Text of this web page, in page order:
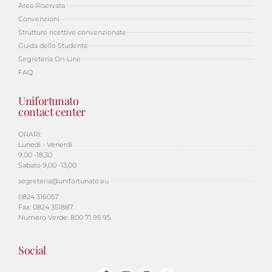
Area Riservata
Convenzioni
Strutture ricettive convenzionate
Guida dello Studente
Segreteria On-Line
FAQ
Unifortunato
contact center
ORARI:
Lunedì - Venerdì
9,00 -18,30
Sabato 9,00 -13,00
segreteria@unifortunato.eu
0824 316057
Fax: 0824 351887
Numero Verde: 800 71 95 95
Social